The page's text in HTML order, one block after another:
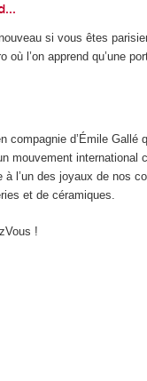
si vous êtes
l’on apprend qu’une
compagnie d’Émile
mouvement international
à l’un des joyaux de nos
et de céramiques.
!